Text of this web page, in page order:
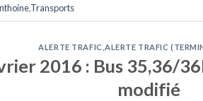
,Transports
ALERTE TRAFIC ,ALERTE TRAFIC
2016 : Bus 35,36/
modifié